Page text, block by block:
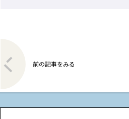
前の記事をみる